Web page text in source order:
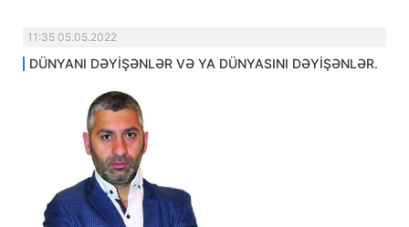
11:35 05.05.2022
DÜNYANI DƏYİŞƏNLƏR VƏ YA DÜNYASINI DƏYİŞƏNLƏR.